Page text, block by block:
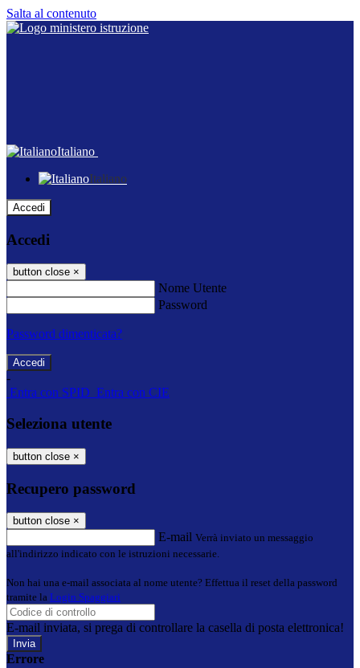
Salta al contenuto
Italiano
Italiano
Accedi
Accedi
button close ×
Nome Utente
Password
Password dimenticata?
-
Entra con SPID Entra con CIE
Seleziona utente
button close ×
Recupero password
button close ×
E-mail Verrà inviato un messaggio
all'indirizzo indicato con le istruzioni necessarie.
Non hai una e-mail associata al nome utente? Effettua il reset della password
tramite la Login Spaggiari
E-mail inviata, si prega di controllare la casella di posta elettronica!
Errore